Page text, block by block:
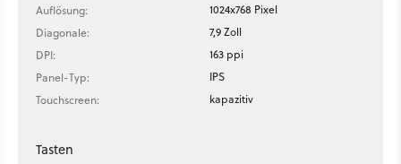
Auflösung:
1024x768 Pixel
Diagonale:
7,9 Zoll
DPI:
163 ppi
Panel-Typ:
IPS
Touchscreen:
kapazitiv
Tasten